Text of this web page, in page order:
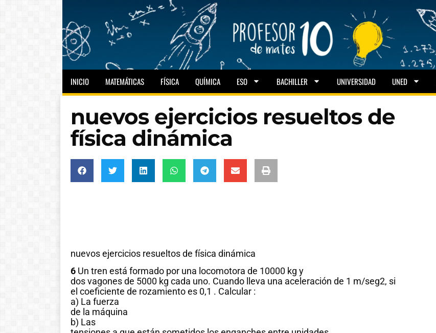
INICIO MATEMÁTICAS FÍSICA QUÍMICA ESO BACHILLER UNIVERSIDAD UNED
nuevos ejercicios resueltos de
física dinámica
nuevos ejercicios resueltos de física dinámica
6 Un tren está formado por una locomotora de 10000 kg y
dos vagones de 5000 kg cada uno. Cuando lleva una aceleración de 1 m/seg2, si
el coeficiente de rozamiento es 0,1 . Calcular :
a) La fuerza
de la máquina
b) Las